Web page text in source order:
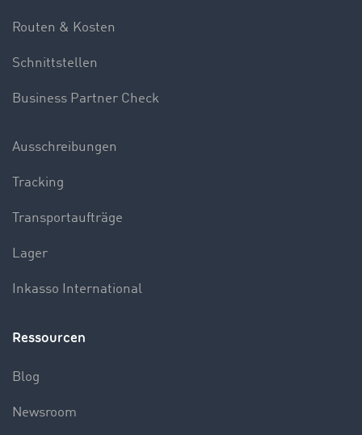
Routen & Kosten
Schnittstellen
Business Partner Check
Ausschreibungen
Tracking
Transportaufträge
Lager
Inkasso International
Ressourcen
Blog
Newsroom